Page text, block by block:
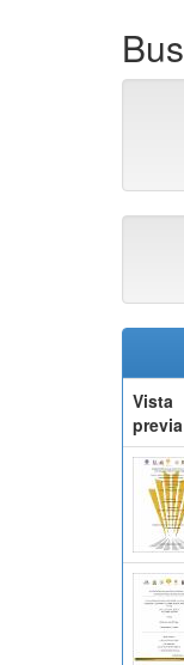
Vista
previa